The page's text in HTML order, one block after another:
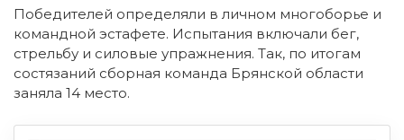
Победителей определяли в личном многоборье и
командной эстафете. Испытания включали бег,
стрельбу и силовые упражнения. Так, по итогам
состязаний сборная команда Брянской области
заняла 14 место.